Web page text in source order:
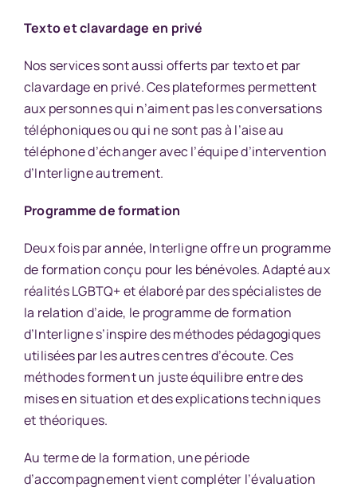
Texto et clavardage en privé
Nos services sont aussi offerts par texto et par
clavardage en privé. Ces plateformes permettent
aux personnes qui n’aiment pas les conversations
téléphoniques ou qui ne sont pas à l’aise au
téléphone d’échanger avec l’équipe d’intervention
d’Interligne autrement.
Programme de formation
Deux fois par année, Interligne offre un programme
de formation conçu pour les bénévoles. Adapté aux
réalités LGBTQ+ et élaboré par des spécialistes de
la relation d’aide, le programme de formation
d’Interligne s’inspire des méthodes pédagogiques
utilisées par les autres centres d’écoute. Ces
méthodes forment un juste équilibre entre des
mises en situation et des explications techniques
et théoriques.
Au terme de la formation, une période
d’accompagnement vient compléter l’évaluation